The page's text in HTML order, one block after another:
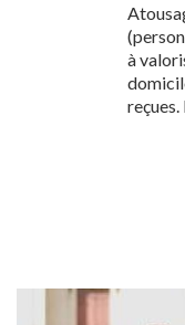
à
reçues.